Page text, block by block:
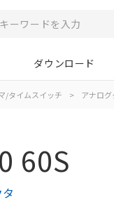
ダウンロード
/タイムスイッチ > アナログ
60S